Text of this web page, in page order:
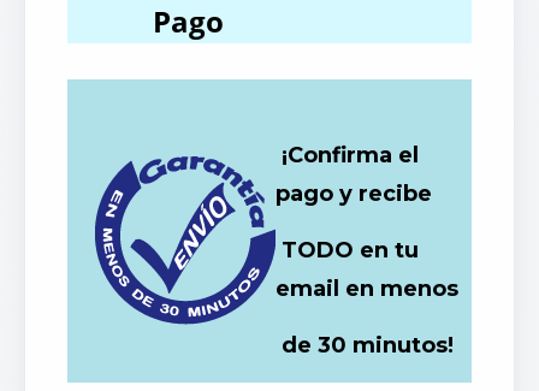
Pago
¡Confirma el
pago y recibe
TODO en tu
email en menos
de 30 minutos!